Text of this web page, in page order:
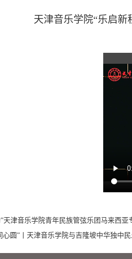
天津音乐学院“乐启新
天津音乐学院青年民族管弦乐团马来西
心圆”丨天津音乐学院与吉隆坡中华独中